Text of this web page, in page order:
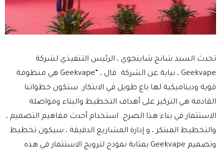
تحدث السيد شانج شاينجوي ، الرئيس التنفيذي لشركة
Geekvape ، نيابة عن الشركة. قال ، “Geekvape هي منظومة
قوية وديناميكية لها باع طويل في الابتكار. ستكون خطواتنا
القادمة هي التركيز على أهداف التخطيط والبناء ومواصلة
الاستثمار في بناء هذا الصرح. استخدام أحدث مفاهيم التصميم ،
والتخطيط المبتكر ، و إدارة المشاريع الدقيقة ، سيكون تخطيط
وتصميم Geekvape بمثابة نموذج لترويج الاستثمار في هذه